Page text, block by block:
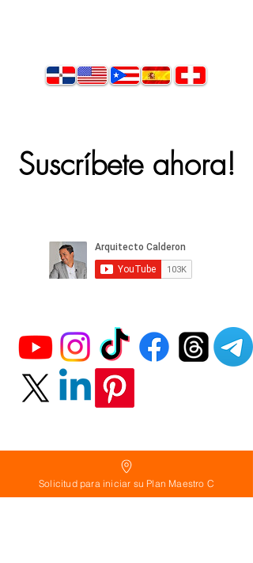
Suscríbete ahora!
Solicitud para iniciar su Plan Maestro C